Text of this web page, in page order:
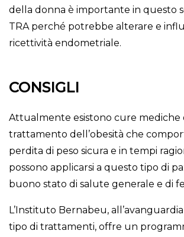
della donna è importante in questo
TRA perché potrebbe alterare e
ricettività endometriale.
CONSIGLI
Attualmente esistono cure mediche
trattamento dell’obesità che
perdita di peso sicura e in tempi
possono applicarsi a questo tipo di
buono stato di salute generale e di
L’Instituto Bernabeu,
tipo di trattamenti, offre un